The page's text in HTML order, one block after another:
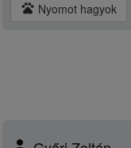
pets Nyomot hagyok